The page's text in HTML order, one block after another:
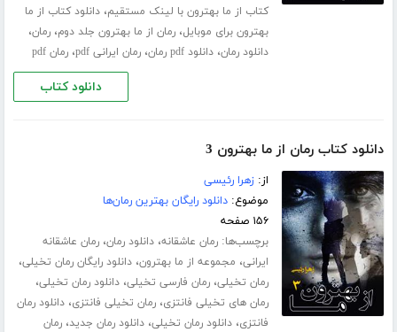
کتاب از ما بهترون با لینک مستقیم،دانلود کتاب از ما
بهترون برای موبایل،رمان از ما بهترون جلد دوم،رمان،
دانلود رمان،دانلود pdf رمان ،رمان ایرانی pdf ،رمان pdf
دانلود کتاب
دانلود کتاب رمان از ما بهترون 3
از:زهرا رئیسی
موضوع:دانلود رایگان بهترین رمان‌ها
۱۵۶ صفحه
برچسب‌ها:رمان عاشقانه،دانلود رمان،رمان عاشقانه
ایرانی، مجموعه از ما بهترون،دانلود رایگان رمان تخیلی،
رمان تخیلی،رمان فارسی تخیلی،دانلود رمان تخیلی،
رمان های تخیلی فانتزی،رمان تخیلی فانتزی،دانلود رمان
فانتزی،دانلود رمان تخیلی،دانلود رمان جدید،رمان